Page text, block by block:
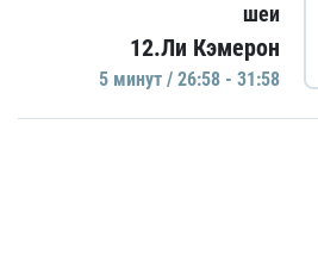
шеи
12.Ли Кэмерон
5 минут / 26:58 - 31:58